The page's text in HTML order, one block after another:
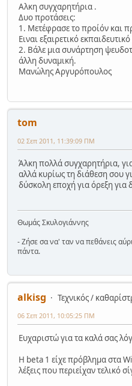
Αλκη συγχαρητήρια .
Δυο προτάσεις:
1. Μετέφρασε το προίόν και
Ειναι εξαιρετικό
2. Βάλε μια συνάρτηση
άλλη δυναμική.
Μανώλης Αργυρόπουλος
tom
02 Σεπ 2011, 11:39:09 ΠΜ
Άλκη πολλά συγχαρητήρια,
αλλά κυρίως τη διάθεση σου
δύσκολη εποχή για όρεξη για
Θωμάς Σκυλογιάννης
- Ζήσε σα να' ταν να πεθάνεις
πάντα.
Μαχάτμα
alkisg
Τεχνικός /
06 Σεπ 2011, 10:05:25 ΠΜ
Ευχαριστώ για τα καλά σας
Η beta 1 είχε πρόβλημα στα
λέξεις που περιείχαν τελικό